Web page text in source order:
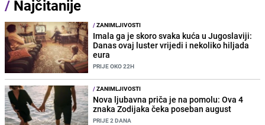
/ Najčitanije
/ZANIMLJIVOSTI
Imala ga je skoro svaka kuća u Jugoslaviji:
Danas ovaj luster vrijedi i nekoliko hiljada
eura
PRIJE OKO 22H
/ZANIMLJIVOSTI
Nova ljubavna priča je na pomolu: Ova 4
znaka Zodijaka čeka poseban august
PRIJE 2 DANA